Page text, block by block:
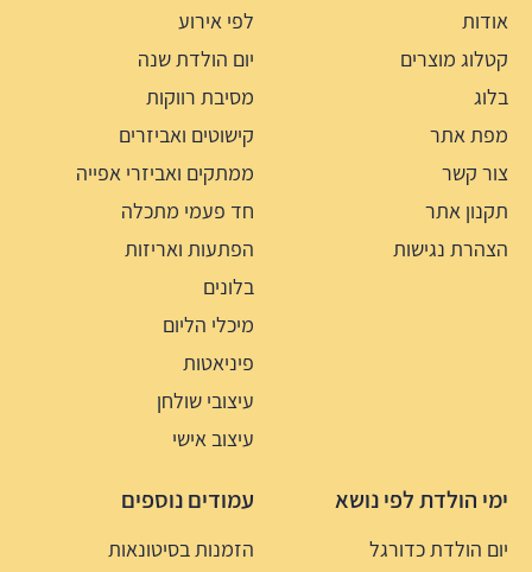
אודות
קטלוג מוצרים
בלוג
מפת אתר
צור קשר
תקנון אתר
הצהרת נגישות
לפי אירוע
יום הולדת שנה
מסיבת רווקות
קישוטים ואביזרים
ממתקים ואביזרי אפייה
חד פעמי מתכלה
הפתעות ואריזות
בלונים
מיכלי הליום
פיניאטות
עיצובי שולחן
עיצוב אישי
ימי הולדת לפי נושא
יום הולדת כדורגל
עמודים נוספים
הזמנות בסיטונאות